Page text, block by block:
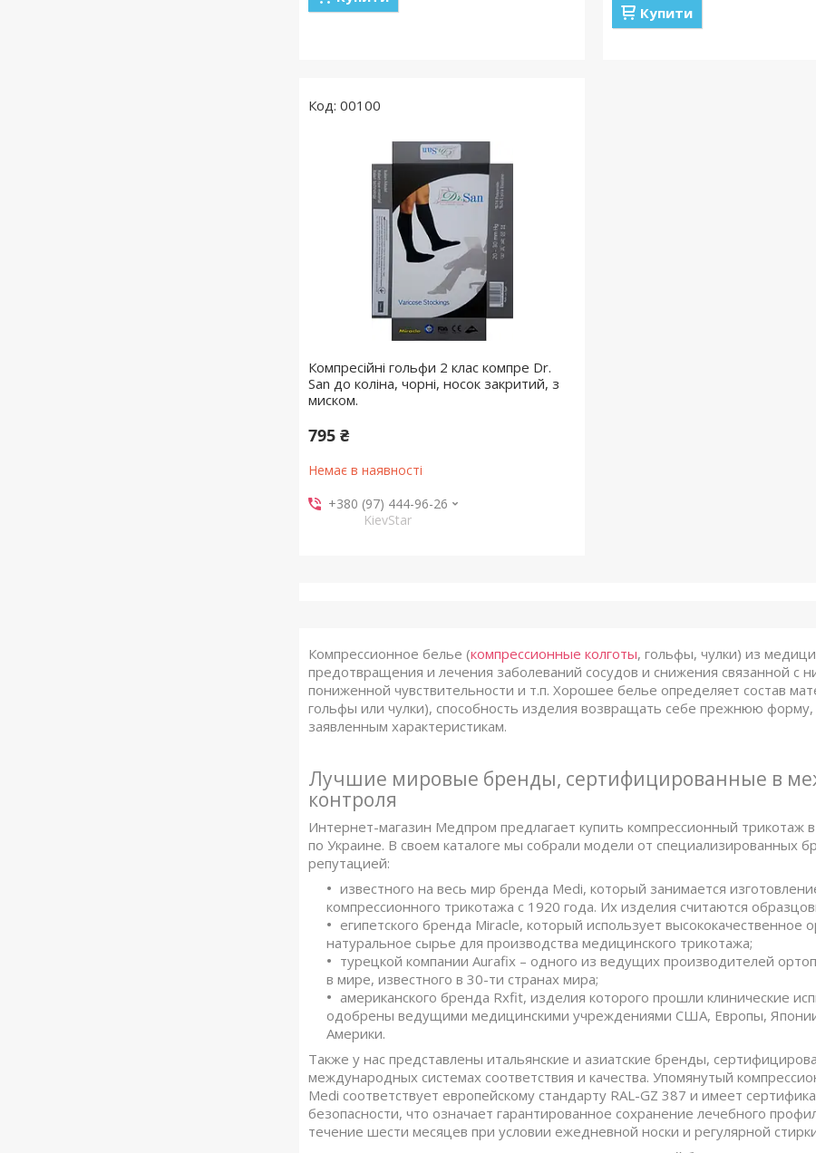
Купити
00100
Компресійні гольфи 2 клас компре Dr.
San до коліна, чорні, носок закритий, з
миском.
795 ₴
Немає в наявності
+380 (97) 444-96-26
KievStar
Компрессионное белье (компрессионные колготы, гольфы, чулки) из
предотвращения и лечения заболеваний сосудов и снижения связанной с
пониженной чувствительности и т.п. Хорошее белье определяет состав
гольфы или чулки), способность изделия возвращать себе прежнюю форму,
заявленным характеристикам.
Лучшие мировые бренды, сертифицированные в
контроля
Интернет-магазин Медпром предлагает купить компрессионный трикотаж
по Украине. В своем каталоге мы собрали модели от специализированных
репутацией:
известного на весь мир бренда Medi, который занимается
компрессионного трикотажа с 1920 года. Их изделия считаются
египетского бренда Miracle, который использует высококачественное
натуральное сырье для производства медицинского трикотажа;
турецкой компании Aurafix – одного из ведущих производителей
в мире, известного в 30-ти странах мира;
американского бренда Rxfit, изделия которого прошли клинические
одобрены ведущими медицинскими учреждениями США, Европы,
Америки.
Также у нас представлены итальянские и азиатские бренды,
международных системах соответствия и качества. Упомянутый
Medi соответствует европейскому стандарту RAL-GZ 387 и имеет
безопасности, что означает гарантированное сохранение лечебного
течение шести месяцев при условии ежедневной носки и регулярной